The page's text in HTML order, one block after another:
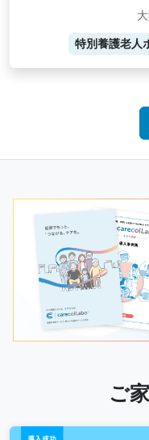
特別養護老人
ご